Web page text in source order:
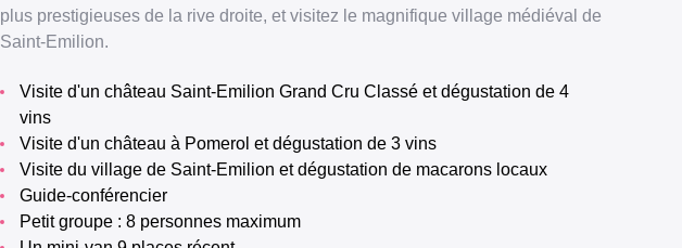
plus prestigieuses de la rive droite, et visitez le magnifique village médiéval de
Saint-Emilion.
Visite d'un château Saint-Emilion Grand Cru Classé et dégustation de 4
vins
Visite d'un château à Pomerol et dégustation de 3 vins
Visite du village de Saint-Emilion et dégustation de macarons locaux
Guide-conférencier
Petit groupe : 8 personnes maximum